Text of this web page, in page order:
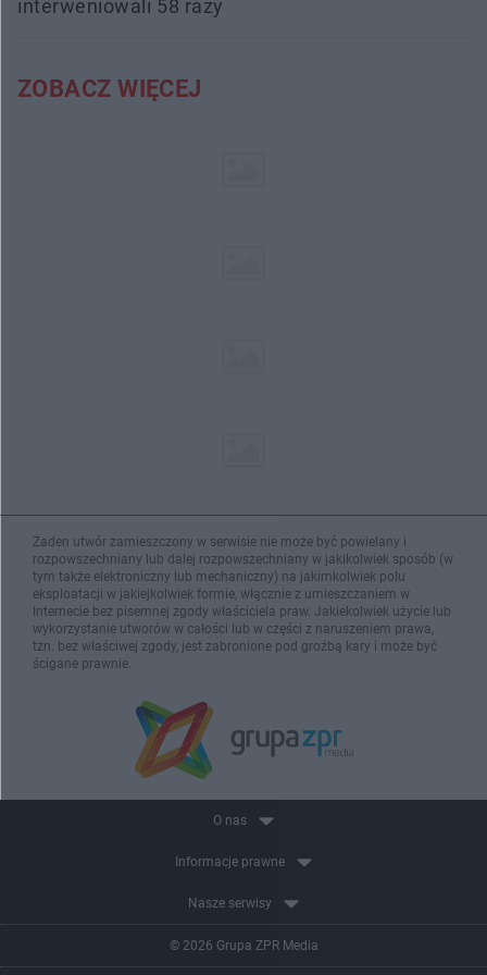
interweniowali 58 razy
ZOBACZ WIĘCEJ
Żaden utwór zamieszczony w serwisie nie może być powielany i
rozpowszechniany lub dalej rozpowszechniany w jakikolwiek sposób (w
tym także elektroniczny lub mechaniczny) na jakimkolwiek polu
eksploatacji w jakiejkolwiek formie, włącznie z umieszczaniem w
Internecie bez pisemnej zgody właściciela praw. Jakiekolwiek użycie lub
wykorzystanie utworów w całości lub w części z naruszeniem prawa,
tzn. bez właściwej zgody, jest zabronione pod groźbą kary i może być
ścigane prawnie.
O nas
Informacje prawne
Nasze serwisy
© 2026 Grupa ZPR Media